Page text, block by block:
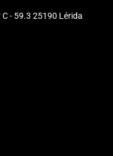
- 59.3 25190 Lérida